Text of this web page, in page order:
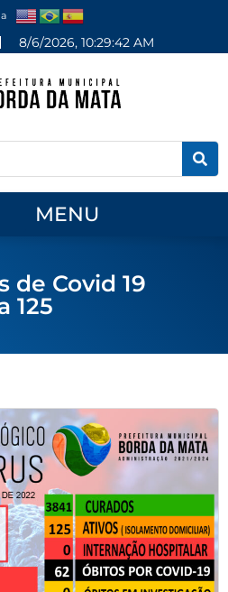
8/6/2026, 10:29:43 AM
MENU
de Covid 19
125